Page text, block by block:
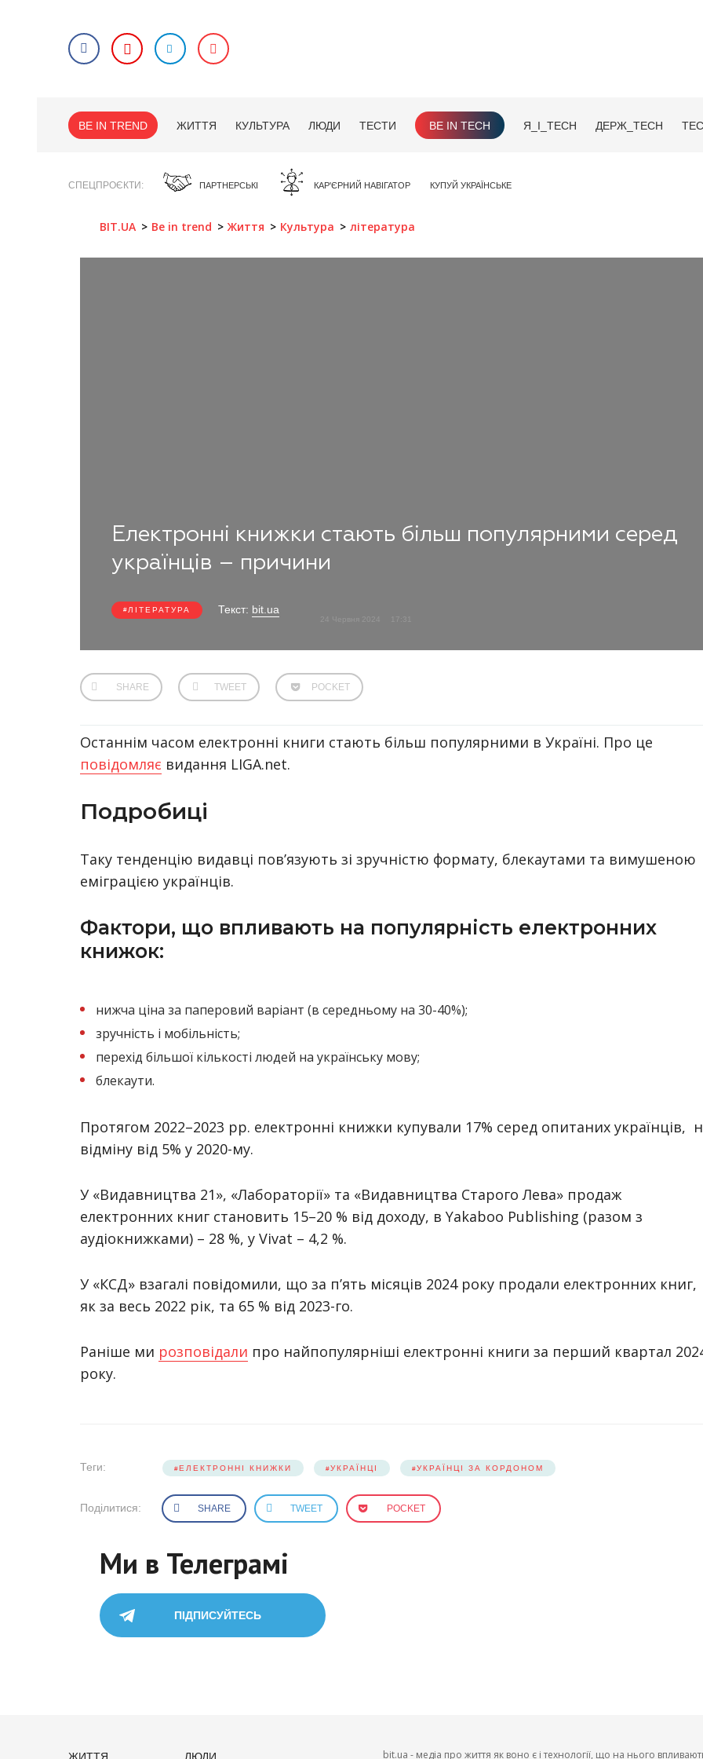
BE IN TREND ЖИТТЯ КУЛЬТУРА ЛЮДИ ТЕСТИ BE IN TECH Я_І_TECH ДЕРЖ_TECH
СПЕЦПРОЄКТИ ПАРТНЕРСЬКІ КАР'ЄРНИЙ НАВІГАТОР КУПУЙ УКРАЇНСЬКЕ
BIT.UA Be in trend Життя Культура література
Електронні книжки стають більш популярними серед
українців – причини
ЛІТЕРАТУРА Текст: bit.ua
17:31
SHARE TWEET POCKET
Останнім часом електронні книги стають більш популярними в Україні. Про це
повідомляє видання LIGA.net.
Подробиці
Таку тенденцію видавці пов’язують зі зручністю формату, блекаутами та вимушеною
еміграцією українців.
Фактори, що впливають на популярність електронних
книжок:
нижча ціна за паперовий варіант (в середньому на 30-40%);
зручність і мобільність;
перехід більшої кількості людей на українську мову;
блекаути.
Протягом 2022–2023 рр. електронні книжки купували 17% серед опитаних українців,
відміну від 5% у 2020-му.
У «Видавництва 21», «Лабораторії» та «Видавництва Старого Лева» продаж
електронних книг становить 15–20 % від доходу, в Yakaboo Publishing (разом з
аудіокнижками) – 28 %, у Vivat – 4,2 %.
У «КСД» взагалі повідомили, що за п’ять місяців 2024 року продали електронних книг,
як за весь 2022 рік, та 65 % від 2023-го.
Раніше ми розповідали про найпопулярніші електронні книги за перший квартал
року.
Теги: ЕЛЕКТРОННІ КНИЖКИ УКРАЇНЦІ УКРАЇНЦІ ЗА КОРДОНОМ
Поділитися: SHARE TWEET POCKET
Ми в Телеграмі
ПІДПИСУЙТЕСЬ
bit.ua - медіа про життя як воно є і технології, що на нього